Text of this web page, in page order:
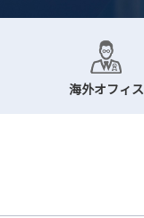
海外オフィス